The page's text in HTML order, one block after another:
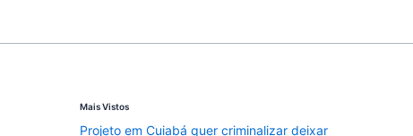
Mais Vistos
Projeto em Cuiabá quer criminalizar deixar